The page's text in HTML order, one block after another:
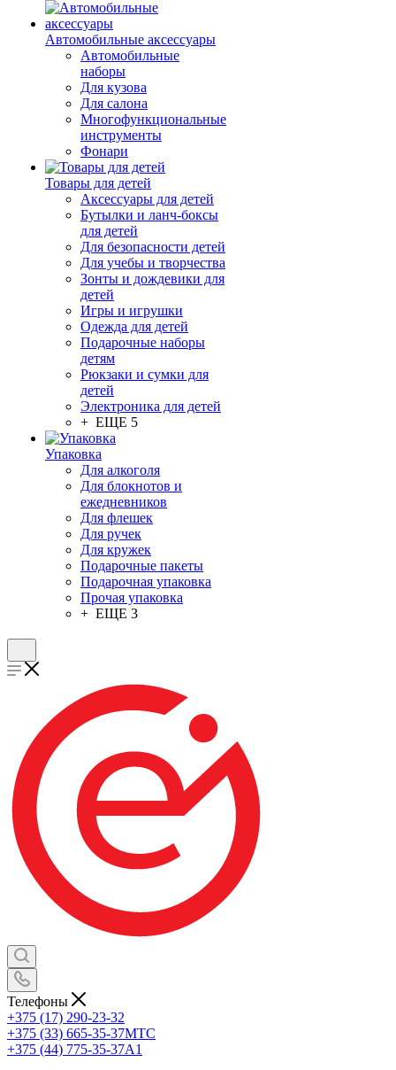
Автомобильные аксессуары
Автомобильные
наборы
Для кузова
Для салона
Многофункциональные
инструменты
Фонари
Товары для детей
Аксессуары для детей
Бутылки и ланч-боксы
для детей
Для безопасности детей
Для учебы и творчества
Зонты и дождевики для
детей
Игры и игрушки
Одежда для детей
Подарочные наборы
детям
Рюкзаки и сумки для
детей
Электроника для детей
+ ЕЩЕ 5
Упаковка
Для алкоголя
Для блокнотов и
ежедневников
Для флешек
Для ручек
Для кружек
Подарочные пакеты
Подарочная упаковка
Прочая упаковка
+ ЕЩЕ 3
Телефоны
+375 (17) 290-23-32
+375 (33) 665-35-37МТС
+375 (44) 775-35-37А1